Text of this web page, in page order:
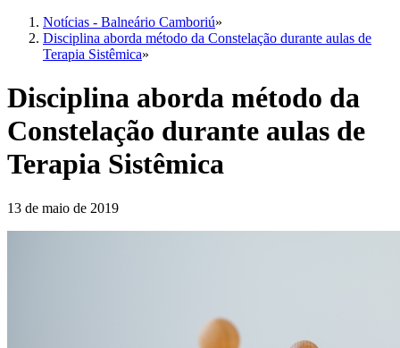
Notícias - Balneário Camboriú»
Disciplina aborda método da Constelação durante aulas de
Terapia Sistêmica»
Disciplina aborda método da
Constelação durante aulas de
Terapia Sistêmica
13 de maio de 2019